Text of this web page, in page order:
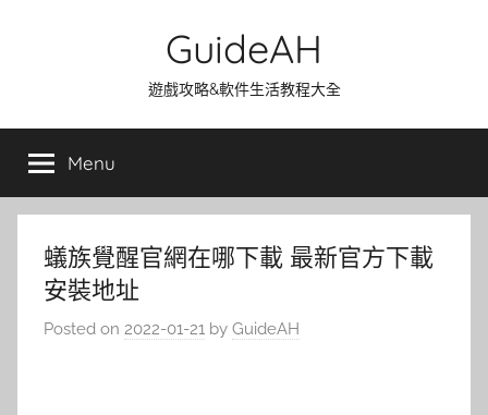
GuideAH
遊戲攻略&軟件生活教程大全
Menu
蟻族覺醒官網在哪下載 最新官方下載
安裝地址
Posted on 2022-01-21 by GuideAH